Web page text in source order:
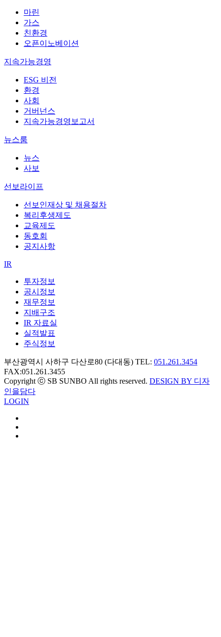
마린
가스
친환경
오픈이노베이션
지속가능경영
ESG 비전
환경
사회
거버넌스
지속가능경영보고서
뉴스룸
뉴스
사보
선보라이프
선보인재상 및 채용절차
복리후생제도
교육제도
동호회
공지사항
IR
투자정보
공시정보
재무정보
지배구조
IR 자료실
실적발표
주식정보
부산광역시 사하구 다산로80 (다대동) TEL: 051.261.3454
FAX:051.261.3455
Copyright ⓒ SB SUNBO All rights reserved. DESIGN BY 디자
인을담다
LOGIN